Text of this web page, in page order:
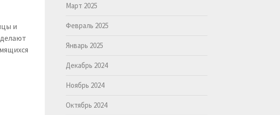
и
Март 2025
Февраль 2025
Январь 2025
Декабрь 2024
Ноябрь 2024
Октябрь 2024